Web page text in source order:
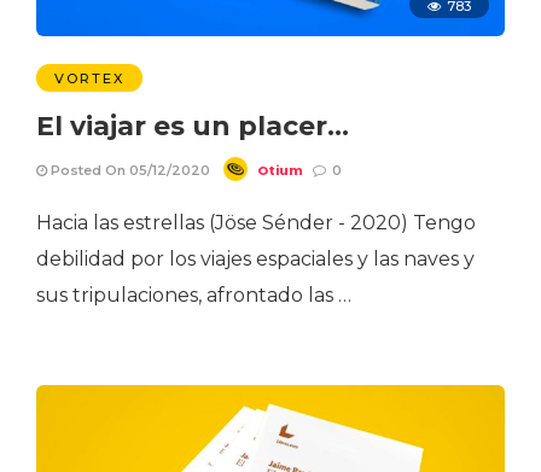
783
VORTEX
El viajar es un placer…
Posted On 05/12/2020 Otium 0
Hacia las estrellas (Jöse Sénder - 2020) Tengo
debilidad por los viajes espaciales y las naves y
sus tripulaciones, afrontado las …